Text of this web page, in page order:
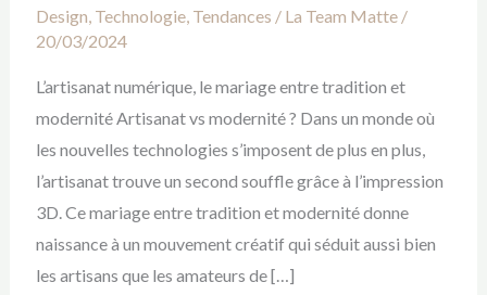
Design, Technologie, Tendances / La Team Matte /
20/03/2024
L’artisanat numérique, le mariage entre tradition et
modernité Artisanat vs modernité ? Dans un monde où
les nouvelles technologies s’imposent de plus en plus,
l’artisanat trouve un second souffle grâce à l’impression
3D. Ce mariage entre tradition et modernité donne
naissance à un mouvement créatif qui séduit aussi bien
les artisans que les amateurs de […]